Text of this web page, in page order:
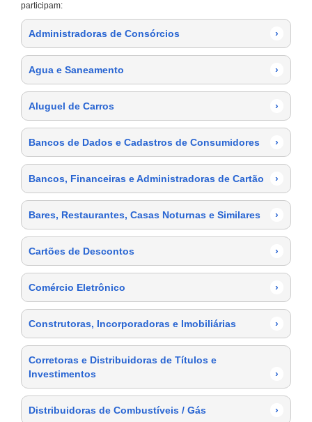
participam:
Administradoras de Consórcios ›
Agua e Saneamento ›
Aluguel de Carros ›
Bancos de Dados e Cadastros de Consumidores ›
Bancos, Financeiras e Administradoras de Cartão ›
Bares, Restaurantes, Casas Noturnas e Similares ›
Cartões de Descontos ›
Comércio Eletrônico ›
Construtoras, Incorporadoras e Imobiliárias ›
Corretoras e Distribuidoras de Títulos e
Investimentos
›
Distribuidoras de Combustíveis / Gás ›